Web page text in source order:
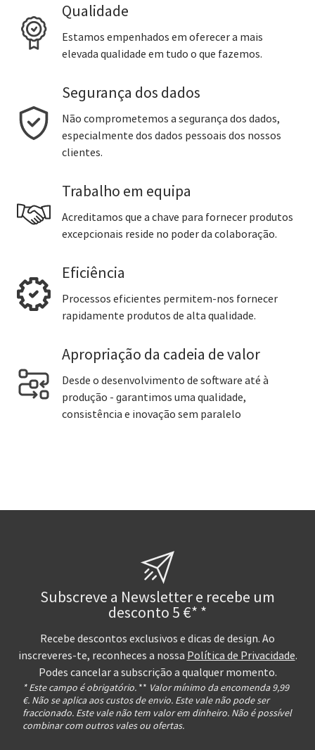
Qualidade
Estamos empenhados em oferecer a mais
elevada qualidade em tudo o que fazemos.
Segurança dos dados
Não comprometemos a segurança dos dados,
especialmente dos dados pessoais dos nossos
clientes.
Trabalho em equipa
Acreditamos que a chave para fornecer produtos
excepcionais reside no poder da colaboração.
Eficiência
Processos eficientes permitem-nos fornecer
rapidamente produtos de alta qualidade.
Apropriação da cadeia de valor
Desde o desenvolvimento de software até à
produção - garantimos uma qualidade,
consistência e inovação sem paralelo
Subscreve a Newsletter e recebe um
desconto 5 €* *
Recebe descontos exclusivos e dicas de design. Ao
inscreveres-te, reconheces a nossa Política de Privacidade.
Podes cancelar a subscrição a qualquer momento.
* Este campo é obrigatório. ** Valor mínimo da encomenda 9,99
€. Não se aplica aos custos de envio. Este vale não pode ser
fraccionado. Este vale não tem valor em dinheiro. Não é possível
combinar com outros vales ou ofertas.